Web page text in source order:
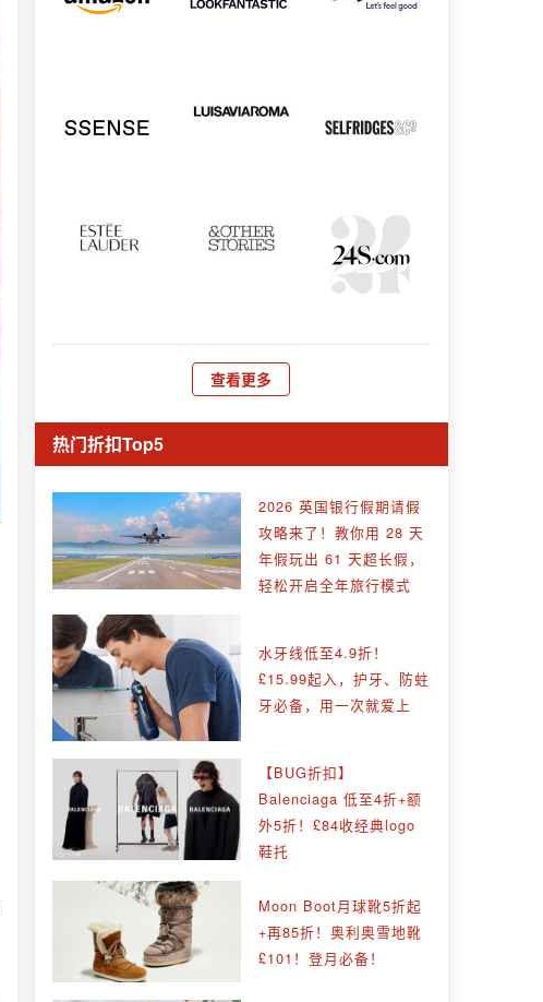
查看更多
热门折扣Top5
2026 英国银行假期请假
攻略来了！教你用 28 天
年假玩出 61 天超长假，
轻松开启全年旅行模式
水牙线低至4.9折！
£15.99起入，护牙、防蛀
牙必备，用一次就爱上
【BUG折扣】
Balenciaga 低至4折+额
外5折！£84收经典logo
鞋托
Moon Boot月球靴5折起
+再85折！奥利奥雪地靴
£101！登月必备！